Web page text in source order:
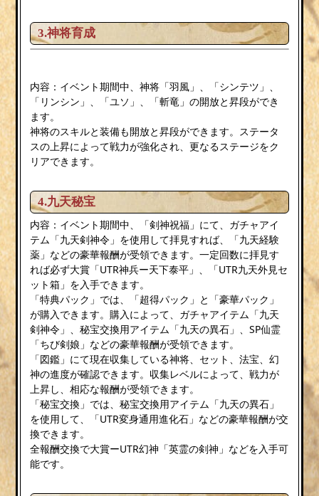
3.神将育成
内容：イベント期間中、神将「羽風」、「シンテツ」、
「リンシン」、「ユソ」、「斬竜」の開放と昇段ができ
ます。
神将のスキルと装備も開放と昇段ができます。ステータ
スの上昇によって戦力が強化され、更なるステージをク
リアできます。
4.九天秘宝
内容：イベント期間中、「剣神祝福」にて、ガチャアイ
テム「九天剣神令」を使用して拝見すれば、「九天経験
薬」などの豪華報酬が受領できます。一定回数に拝見す
れば必ず大賞「UTR神兵ー天下泰平」、「UTR九天外見セ
ット箱」を入手できます。
「特典パック」では、「超得パック」と「豪華パック」
が購入できます。購入によって、ガチャアイテム「九天
剣神令」、秘宝交換用アイテム「九天の異石」、SP仙霊
「ちび剣娘」などの豪華報酬が受領できます。
「図鑑」にて現在収集している神将、セット、法宝、幻
神の進度が確認できます。収集レベルによって、戦力が
上昇し、相応な報酬が受領できます。
「秘宝交換」では、秘宝交換用アイテム「九天の異石」
を使用して、「UTR変身通用進化石」などの豪華報酬が交
換できます。
全報酬交換で大賞ーUTR幻神「英霊の剣神」などを入手可
能です。